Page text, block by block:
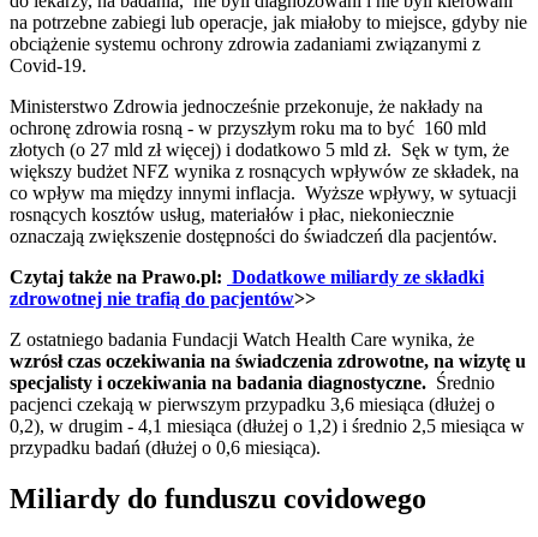
na potrzebne zabiegi lub operacje, jak miałoby to miejsce, gdyby nie
obciążenie systemu ochrony zdrowia zadaniami związanymi z
Covid-19.
Ministerstwo Zdrowia jednocześnie przekonuje, że nakłady na
ochronę zdrowia rosną - w przyszłym roku ma to być 160 mld
złotych (o 27 mld zł więcej) i dodatkowo 5 mld zł. Sęk w tym, że
większy budżet NFZ wynika z rosnących wpływów ze składek, na
co wpływ ma między innymi inflacja. Wyższe wpływy, w sytuacji
rosnących kosztów usług, materiałów i płac, niekoniecznie
oznaczają zwiększenie dostępności do świadczeń dla pacjentów.
Czytaj także na Prawo.pl: Dodatkowe miliardy ze składki
zdrowotnej nie trafią do pacjentów>>
Z ostatniego badania Fundacji Watch Health Care wynika, że
wzrósł czas oczekiwania na świadczenia zdrowotne, na wizytę u
specjalisty i oczekiwania na badania diagnostyczne. Średnio
pacjenci czekają w pierwszym przypadku 3,6 miesiąca (dłużej o
0,2), w drugim - 4,1 miesiąca (dłużej o 1,2) i średnio 2,5 miesiąca w
przypadku badań (dłużej o 0,6 miesiąca).
Miliardy do funduszu covidowego